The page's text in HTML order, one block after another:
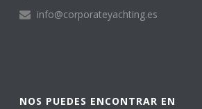
info@corporateyachting.es
NOS PUEDES ENCONTRAR EN